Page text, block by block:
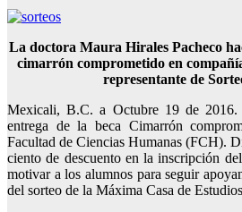
La doctora Maura Hirales Pacheco
cimarrón comprometido en
representante de
Mexicali, B.C. a Octubre 19 de
entrega de la beca Cimarrón
Facultad de Ciencias Humanas (FCH).
ciento de descuento en la inscripción
motivar a los alumnos para seguir
del sorteo de la Máxima Casa de